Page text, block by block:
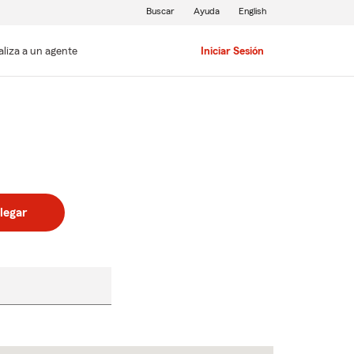
a un agente Iniciar Sesión
Buscar Ayuda English